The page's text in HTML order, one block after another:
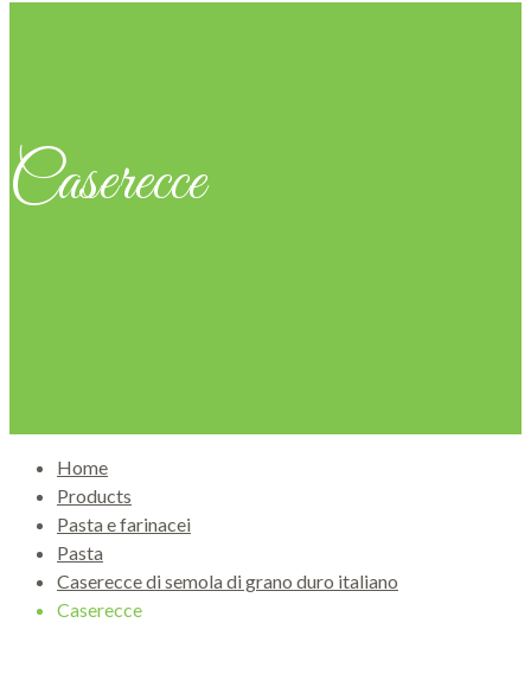
Caserecce
Home
Products
Pasta e farinacei
Pasta
Caserecce di semola di grano duro italiano
Caserecce